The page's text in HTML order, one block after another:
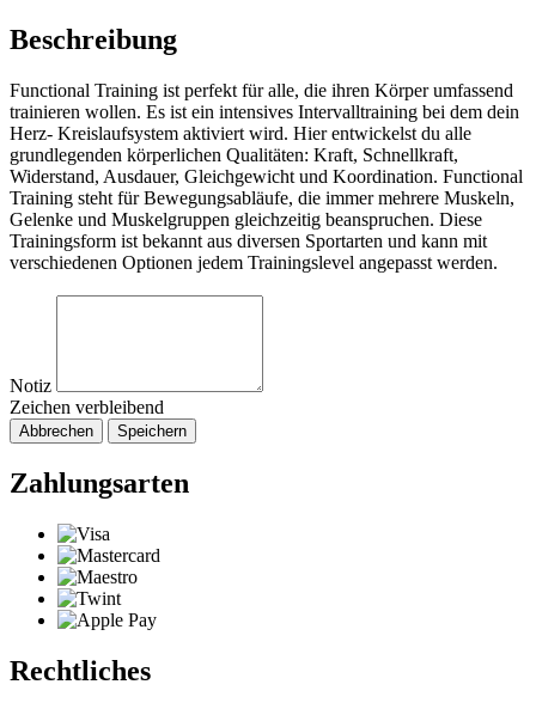
Beschreibung
Functional Training ist perfekt für alle, die ihren Körper umfassend
trainieren wollen. Es ist ein intensives Intervalltraining bei dem dein
Herz- Kreislaufsystem aktiviert wird. Hier entwickelst du alle
grundlegenden körperlichen Qualitäten: Kraft, Schnellkraft,
Widerstand, Ausdauer, Gleichgewicht und Koordination. Functional
Training steht für Bewegungsabläufe, die immer mehrere Muskeln,
Gelenke und Muskelgruppen gleichzeitig beanspruchen. Diese
Trainingsform ist bekannt aus diversen Sportarten und kann mit
verschiedenen Optionen jedem Trainingslevel angepasst werden.
Notiz
Zeichen verbleibend
Abbrechen Speichern
Zahlungsarten
Rechtliches